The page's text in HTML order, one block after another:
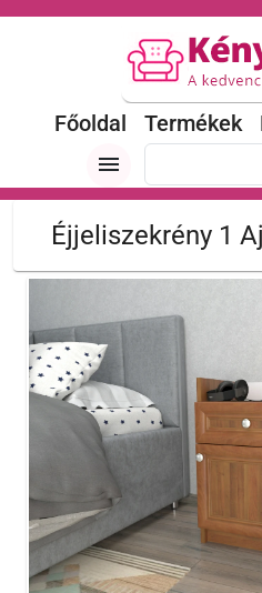
Főoldal Termékek
menu
Éjjeliszekrény 1